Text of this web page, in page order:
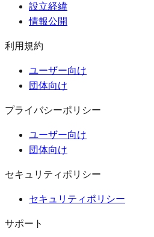
設立経緯
情報公開
利用規約
ユーザー向け
団体向け
プライバシーポリシー
ユーザー向け
団体向け
セキュリティポリシー
セキュリティポリシー
サポート